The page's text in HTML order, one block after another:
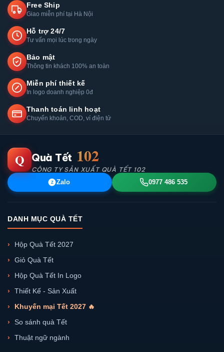
Free Ship
Giao miễn phí tại Hà Nội
Hỗ trợ 24/7
Tư vấn mọi lúc trong ngày
Bảo mật
Thông tin khách 100% an toàn
Miễn phí thiết kế
In logo doanh nghiệp 0đ
Thanh toán linh hoạt
Chuyển khoản, COD, ví điện tử
Q Quà Tết 102
CÔNG TY SẢN XUẤT QUÀ TẾT 102
Z Zalo 0977 486 535
DANH MỤC QUÀ TẾT
Hộp Quà Tết 2027
Giỏ Quà Tết
Hộp Quà Tết In Logo
Thiết Kế - Sản Xuất
Khuyến mại Tết 2027 🔥
So sánh quà Tết
Thuật ngữ ngành